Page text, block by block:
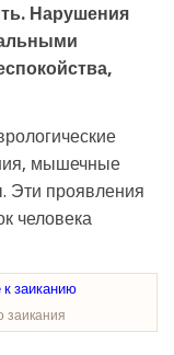
Нарушения
мышечные
Эти проявления
человека
заикания